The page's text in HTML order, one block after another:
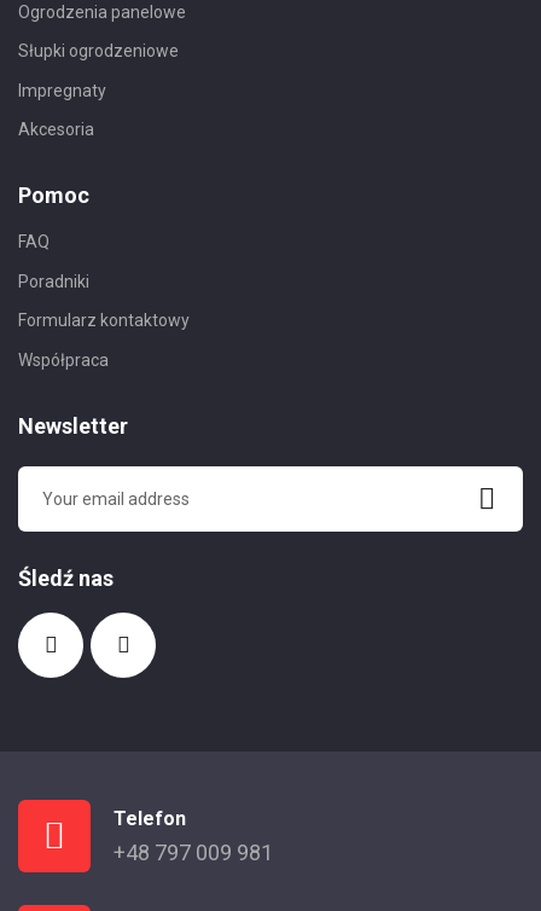
Ogrodzenia panelowe
Słupki ogrodzeniowe
Impregnaty
Akcesoria
Pomoc
FAQ
Poradniki
Formularz kontaktowy
Współpraca
Newsletter
Śledź nas
Telefon
+48 797 009 981